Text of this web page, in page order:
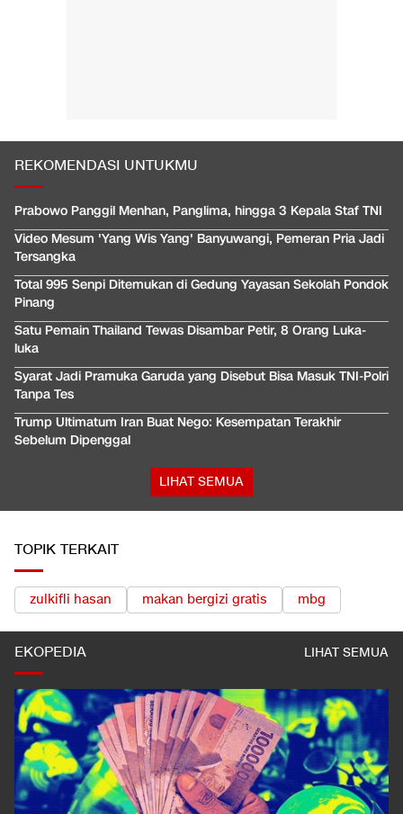
REKOMENDASI UNTUKMU
Prabowo Panggil Menhan, Panglima, hingga 3 Kepala Staf TNI
Video Mesum 'Yang Wis Yang' Banyuwangi, Pemeran Pria Jadi
Tersangka
Total 995 Senpi Ditemukan di Gedung Yayasan Sekolah Pondok
Pinang
Satu Pemain Thailand Tewas Disambar Petir, 8 Orang Luka-
luka
Syarat Jadi Pramuka Garuda yang Disebut Bisa Masuk TNI-Polri
Tanpa Tes
Trump Ultimatum Iran Buat Nego: Kesempatan Terakhir
Sebelum Dipenggal
LIHAT SEMUA
TOPIK TERKAIT
zulkifli hasan makan bergizi gratis mbg
EKOPEDIA LIHAT SEMUA